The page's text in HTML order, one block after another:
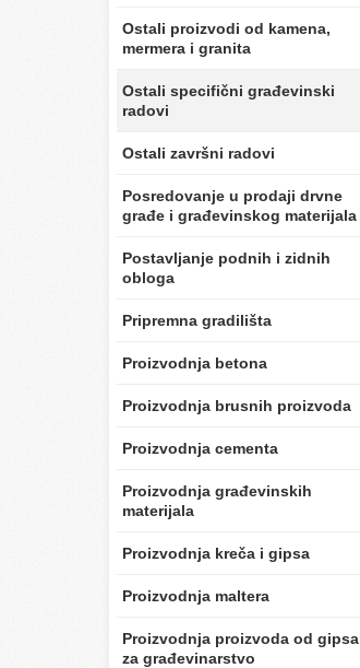
Ostali proizvodi od kamena,
mermera i granita
Ostali specifični građevinski
radovi
Ostali završni radovi
Posredovanje u prodaji drvne
građe i građevinskog materijala
Postavljanje podnih i zidnih
obloga
Pripremna gradilišta
Proizvodnja betona
Proizvodnja brusnih proizvoda
Proizvodnja cementa
Proizvodnja građevinskih
materijala
Proizvodnja kreča i gipsa
Proizvodnja maltera
Proizvodnja proizvoda od gipsa
za građevinarstvo